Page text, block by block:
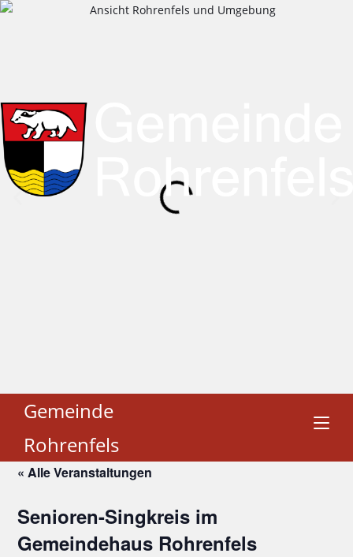
Gemeinde
Rohrenfels
« Alle Veranstaltungen
Senioren-Singkreis im
Gemeindehaus Rohrenfels